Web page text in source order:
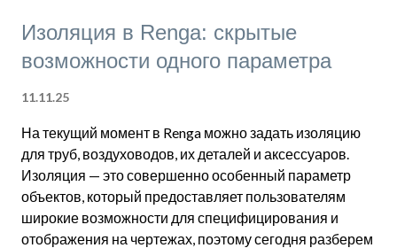
Изоляция в Renga: скрытые
возможности одного параметра
11.11.25
На текущий момент в Renga можно задать изоляцию
для труб, воздуховодов, их деталей и аксессуаров.
Изоляция — это совершенно особенный параметр
объектов, который предоставляет пользователям
широкие возможности для специфицирования и
отображения на чертежах, поэтому сегодня разберем